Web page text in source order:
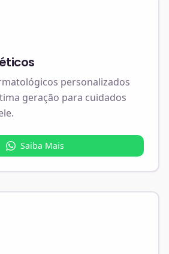
personalizados
geração para cuidados
Saiba Mais